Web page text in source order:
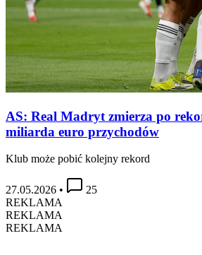
AS: Real Madryt zmierza po
miliarda euro przychodów
Klub może pobić kolejny rekord
27.05.2026 •
25
REKLAMA
REKLAMA
REKLAMA